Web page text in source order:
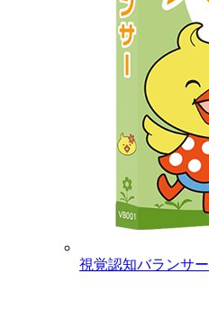
視覚認知バランサー